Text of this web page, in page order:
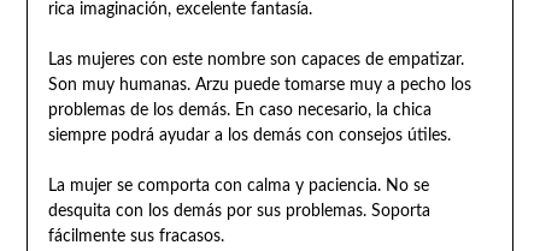
rica imaginación, excelente fantasía.
Las mujeres con este nombre son capaces de empatizar.
Son muy humanas. Arzu puede tomarse muy a pecho los
problemas de los demás. En caso necesario, la chica
siempre podrá ayudar a los demás con consejos útiles.
La mujer se comporta con calma y paciencia. No se
desquita con los demás por sus problemas. Soporta
fácilmente sus fracasos.